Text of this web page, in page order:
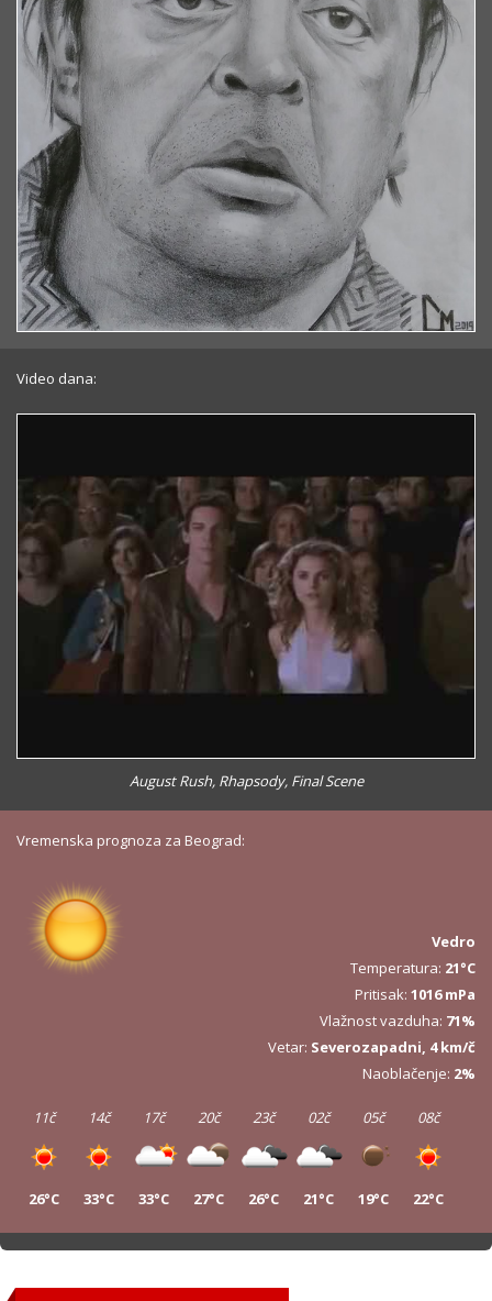
Video dana:
August Rush, Rhapsody, Final Scene
Vremenska prognoza za Beograd:
Vedro
Temperatura: 21°C
Pritisak: 1016 mPa
Vlažnost vazduha: 71%
Vetar: Severozapadni, 4 km/č
Naoblačenje: 2%
11č
26°C
14č
33°C
17č
33°C
20č
27°C
23č
26°C
02č
21°C
05č
19°C
08č
22°C